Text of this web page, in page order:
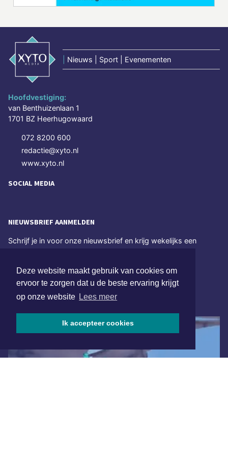
Deze website maakt gebruik van cookies om
ervoor te zorgen dat u de beste ervaring krijgt
op onze website Lees meer
Ik accepteer cookies
Nieuws | Sport | Evenementen
Hoofdvestiging:
van Benthuizenlaan 1
1701 BZ Heerhugowaard
072 8200 600
redactie@xyto.nl
www.xyto.nl
SOCIAL MEDIA
NIEUWSBRIEF AANMELDEN
Schrijf je in voor onze nieuwsbrief en krijg wekelijks een
Aanmelden
ONLINE DAGBLADEN